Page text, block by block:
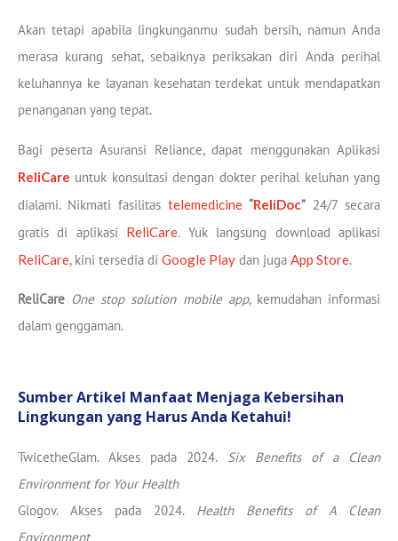
Akan tetapi apabila lingkunganmu sudah bersih, namun Anda
merasa kurang sehat, sebaiknya periksakan diri Anda perihal
keluhannya ke layanan kesehatan terdekat untuk mendapatkan
penanganan yang tepat.
Bagi peserta Asuransi Reliance, dapat menggunakan Aplikasi
ReliCare untuk konsultasi dengan dokter perihal keluhan yang
dialami. Nikmati fasilitas telemedicine “ReliDoc” 24/7 secara
gratis di aplikasi ReliCare. Yuk langsung download aplikasi
ReliCare, kini tersedia di Google Play dan juga App Store.
ReliCare One stop solution mobile app, kemudahan informasi
dalam genggaman.
Sumber Artikel Manfaat Menjaga Kebersihan
Lingkungan yang Harus Anda Ketahui!
TwicetheGlam. Akses pada 2024. Six Benefits of a Clean
Environment for Your Health
Glogov. Akses pada 2024. Health Benefits of A Clean
Environment